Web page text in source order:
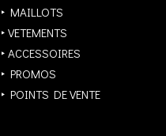
‣ MAILLOTS
‣ VETEMENTS
‣ ACCESSOIRES
‣ PROMOS
‣ POINTS DE VENTE